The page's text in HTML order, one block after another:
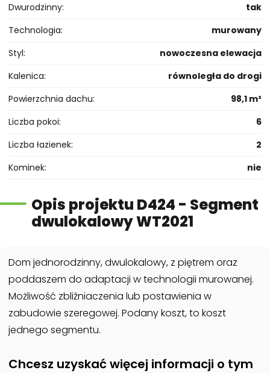
Dwurodzinny
tak
Technologia
murowany
Styl
nowoczesna elewacja
Kalenica
równoległa do drogi
Powierzchnia dachu
98,1 m²
Liczba pokoi
6
Liczba łazienek
2
Kominek
nie
Opis projektu D424 - Segment
dwulokalowy WT2021
Dom jednorodzinny, dwulokalowy, z piętrem oraz
poddaszem do adaptacji w technologii murowanej.
Możliwość zbliźniaczenia lub postawienia w
zabudowie szeregowej. Podany koszt, to koszt
jednego segmentu.
Chcesz uzyskać więcej informacji o tym